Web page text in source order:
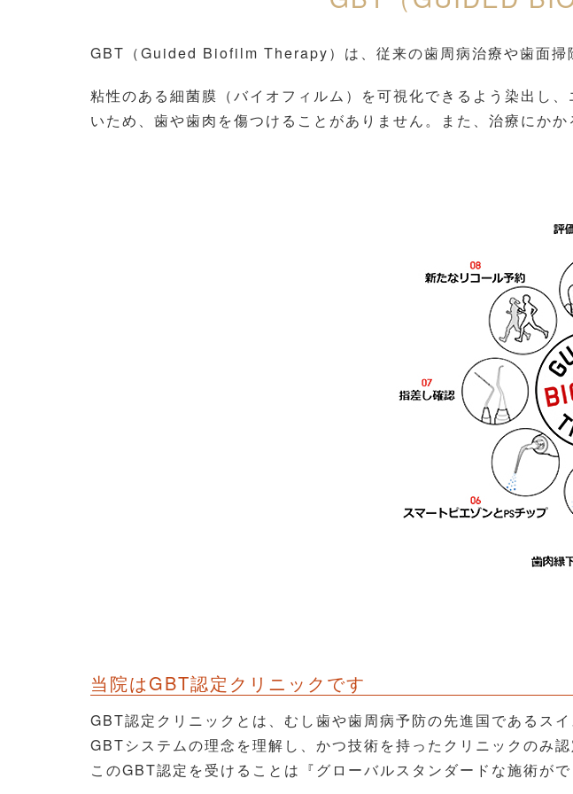
GBT（Guided Biofilm Therapy）は、従来の歯周病治療や歯面掃
粘性のある細菌膜（バイオフィルム）を可視化できるよう染出し
いため、歯や歯肉を傷つけることがありません。また、治療にか
当院はGBT認定クリニックです
GBT認定クリニックとは、むし歯や歯周病予防の先進国であるス
GBTシステムの理念を理解し、かつ技術を持ったクリニックのみ
このGBT認定を受けることは『グローバルスタンダードな施術が